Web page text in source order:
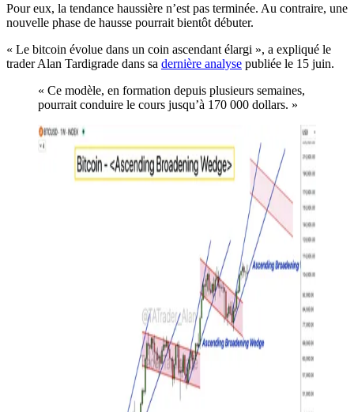
Pour eux, la tendance haussière n’est pas terminée. Au contraire, une
nouvelle phase de hausse pourrait bientôt débuter.
« Le bitcoin évolue dans un coin ascendant élargi », a expliqué le
trader Alan Tardigrade dans sa dernière analyse publiée le 15 juin.
« Ce modèle, en formation depuis plusieurs semaines,
pourrait conduire le cours jusqu’à 170 000 dollars. »